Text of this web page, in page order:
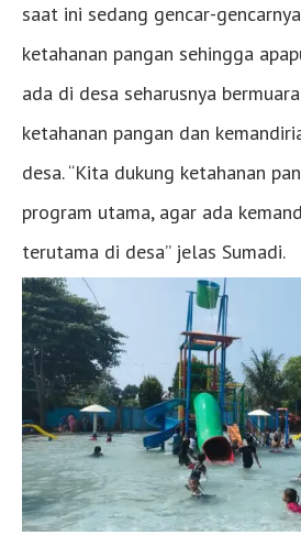
saat ini sedang gencar-
ketahanan pangan sehingga
ada di desa seharusnya
ketahanan pangan dan
desa. “Kita dukung ketahanan
program utama, agar ada
terutama di desa” jelas Sumadi.